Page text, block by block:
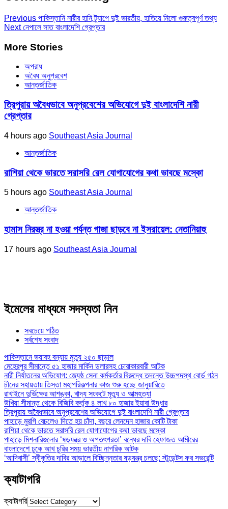
Previous পাকিস্তানি নারীর হানি ট্র্যাপে দুই ভারতীয়, হাতিয়ে নিলো গুরুত্বপূর্ণ তথ্য
Nextনেপালে সাত বাংলাদেশি গ্রেপ্তার
More Stories
অপরাধ
অবৈধ অনুপ্রবেশ
আন্তর্জাতিক
ত্রিপুরায় অবৈধভাবে অনুপ্রবেশের অভিযোগে দুই বাংলাদেশি নারী
গ্রেপ্তার
4 hours ago Southeast Asia Journal
আন্তর্জাতিক
রাশিয়া থেকে ভারতে সরাসরি রেল যোগাযোগের কথা ভাবছে মস্কো
5 hours ago Southeast Asia Journal
আন্তর্জাতিক
হামাস নিরস্ত্র না হওয়া পর্যন্ত গাজা ছাড়বে না ইসরায়েল: নেতানিয়াহু
17 hours ago Southeast Asia Journal
ইমেলের মাধ্যমে সদস্যতা নিন
সবচেয়ে পঠিত
সর্বশেষ সংবাদ
পাকিস্তানে ভয়াবহ বন্যায় মৃত্যু ২৫০ ছাড়াল
মেহেরপুর সীমান্তে ৫১ হাজার মার্কিন ডলারসহ চোরাকারবারী আটক
নারী নির্যাতনের অভিযোগ: জ্যেষ্ঠ সেনা কর্মকর্তার বিরুদ্ধে তদন্তে উচ্চপদস্থ বোর্ড গঠন
চীনের সহায়তায় তিস্তা মহাপরিকল্পনার কাজ শুরু হচ্ছে জানুয়ারিতে
রাখাইনে দুর্ভিক্ষের আশঙ্কা, খাদ্য সংকটে মৃত্যু ও আত্মহত্যা
উখিয়া সীমান্ত থেকে বিজিবি কর্তৃক ৪ লাখ ৮০ হাজার ইয়াবা উদ্ধার
ত্রিপুরায় অবৈধভাবে অনুপ্রবেশের অভিযোগে দুই বাংলাদেশি নারী গ্রেপ্তার
পাহাড়ে মুরগি বেচলেও দিতে হয় চাঁদা, বছরে লেনদেন হাজার কোটি টাকা
রাশিয়া থেকে ভারতে সরাসরি রেল যোগাযোগের কথা ভাবছে মস্কো
পাহাড়ে মিশনারিগুলোর ‘ষড়যন্ত্র ও অপতৎপরতা’ বন্ধের দাবি হেফাজত আমীরের
বাংলাদেশে ঢুকে আখ চুরির সময় ভারতীয় নাগরিক আটক
‘আদিবাসী’ স্বীকৃতির দাবির আড়ালে বিচ্ছিন্নতার ষড়যন্ত্র চলছে: স্টুডেন্টস ফর সভরেন্টি
ক্যাটাগরি
ক্যাটাগরি